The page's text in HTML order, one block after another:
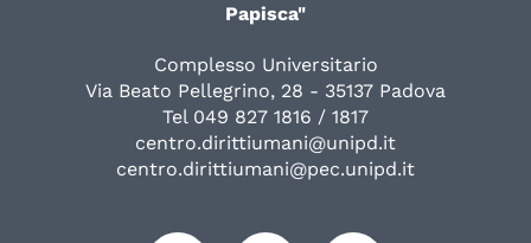
Papisca"
Complesso Universitario
Via Beato Pellegrino, 28 - 35137 Padova
Tel 049 827 1816 / 1817
centro.dirittiumani@unipd.it
centro.dirittiumani@pec.unipd.it